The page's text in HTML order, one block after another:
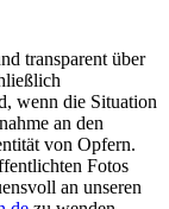
transparent über
wenn die Situation
an den
von Opfern.
Fotos
an unseren